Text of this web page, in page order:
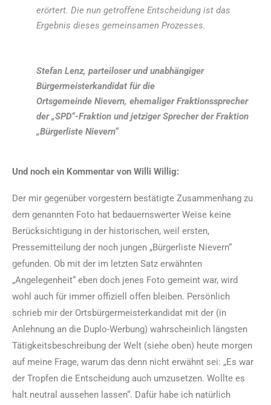
erörtert. Die nun getroffene Entscheidung ist das
Ergebnis dieses gemeinsamen Prozesses.
Stefan Lenz, parteiloser und unabhängiger
Bürgermeisterkandidat für die
Ortsgemeinde Nievern, ehemaliger Fraktionssprecher
der „SPD“-Fraktion und jetziger Sprecher der Fraktion
„Bürgerliste Nievern“
Und noch ein Kommentar von Willi Willig:
Der mir gegenüber vorgestern bestätigte Zusammenhang zu
dem genannten Foto hat bedauernswerter Weise keine
Berücksichtigung in der historischen, weil ersten,
Pressemitteilung der noch jungen „Bürgerliste Nievern“
gefunden. Ob mit der im letzten Satz erwähnten
„Angelegenheit“ eben doch jenes Foto gemeint war, wird
wohl auch für immer offiziell offen bleiben. Persönlich
schrieb mir der Ortsbürgermeisterkandidat mit der (in
Anlehnung an die Duplo-Werbung) wahrscheinlich längsten
Tätigkeitsbeschreibung der Welt (siehe oben) heute morgen
auf meine Frage, warum das denn nicht erwähnt sei: „Es war
der Tropfen die Entscheidung auch umzusetzen. Wollte es
halt neutral aussehen lassen“. Dafür habe ich natürlich